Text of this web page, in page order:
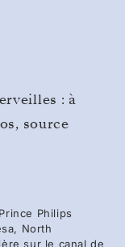
: à
source
de
abritant
Philips
North
sur le canal de